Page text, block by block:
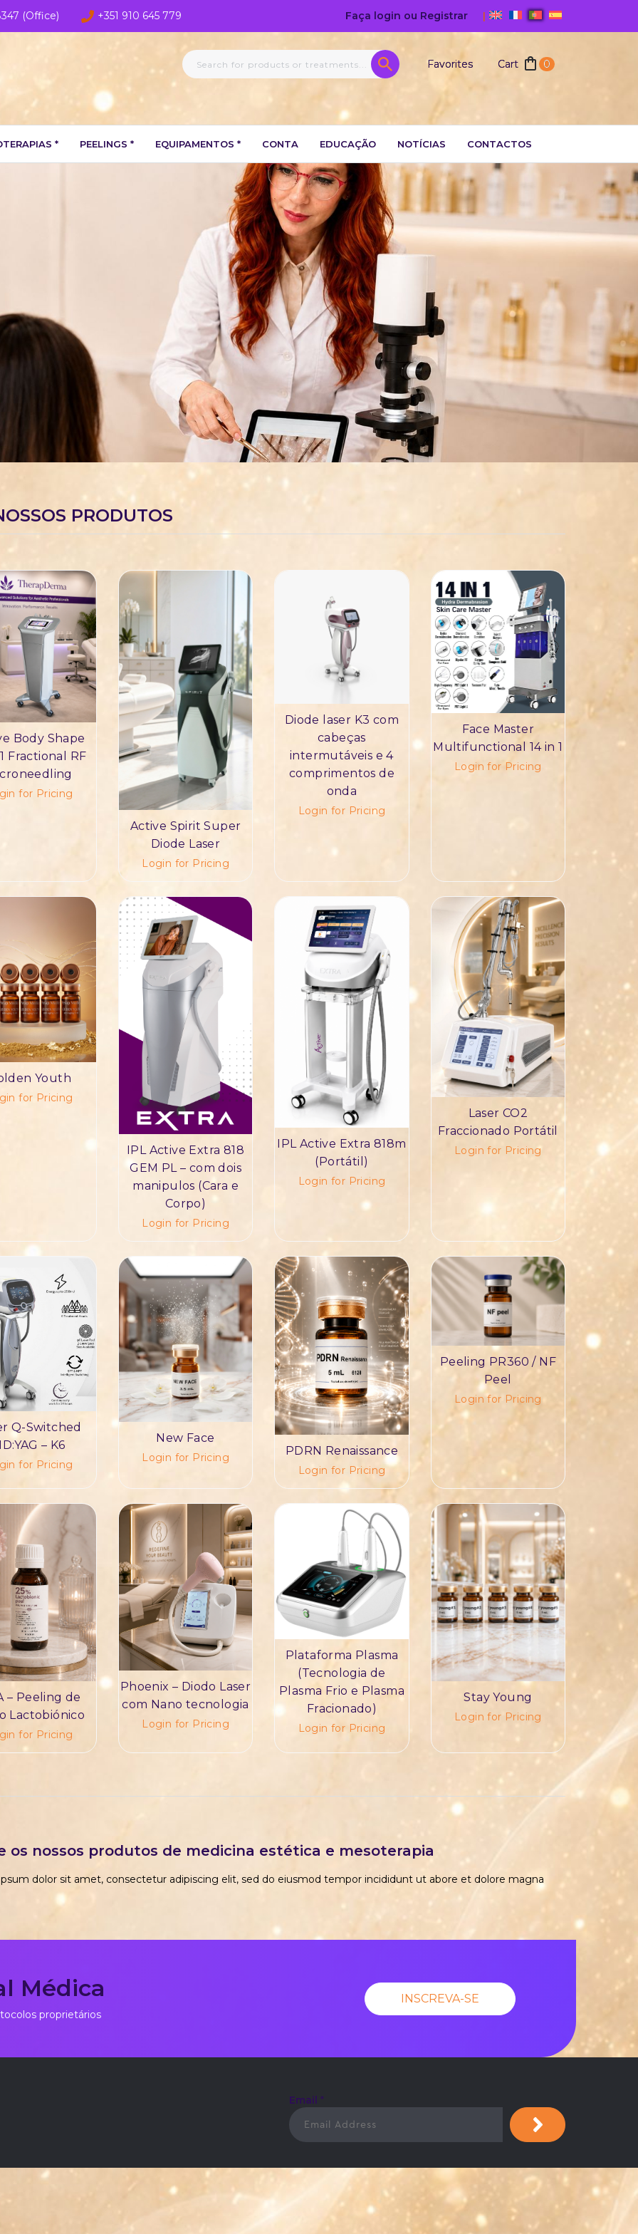
(Office) +351 910 645 779 Faça login ou Registrar
Favorites Cart 0
* PEELINGS * EQUIPAMENTOS * CONTA EDUCAÇÃO NOTÍCIAS CONTACTOS
PRODUTOS
Body Shape
Fractional RF
for Pricing
Active Spirit Super
Diode Laser
Login for Pricing
Diode laser K3 com
cabeças
intermutáveis e 4
comprimentos de
onda
Login for Pricing
Face Master
Multifunctional 14 in 1
Login for Pricing
Youth
for Pricing
IPL Active Extra 818
GEM PL – com dois
manipulos (Cara e
Corpo)
Login for Pricing
IPL Active Extra 818m
(Portátil)
Login for Pricing
Laser CO2
Fraccionado Portátil
Login for Pricing
Q-Switched
– K6
for Pricing
New Face
Login for Pricing
PDRN Renaissance
Login for Pricing
Peeling PR360 / NF
Peel
Login for Pricing
– Peeling de
Lactobiónico
for Pricing
Phoenix – Diodo Laser
com Nano tecnologia
Login for Pricing
Plataforma Plasma
(Tecnologia de
Plasma Frio e Plasma
Fracionado)
Login for Pricing
Stay Young
Login for Pricing
os nossos produtos de medicina estética e mesoterapia
dolor sit amet, consectetur adipiscing elit, sed do eiusmod tempor incididunt ut abore et dolore magna
Médica
proprietários
INSCREVA-SE
Email *